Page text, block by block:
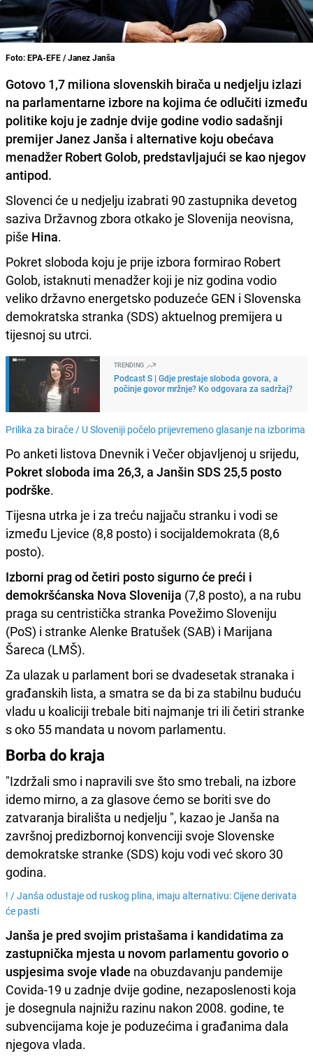
Foto: EPA-EFE / Janez Janša
Gotovo 1,7 miliona slovenskih birača u nedjelju izlazi
na parlamentarne izbore na kojima će odlučiti između
politike koju je zadnje dvije godine vodio sadašnji
premijer Janez Janša i alternative koju obećava
menadžer Robert Golob, predstavljajući se kao njegov
antipod.
Slovenci će u nedjelju izabrati 90 zastupnika devetog
saziva Državnog zbora otkako je Slovenija neovisna,
piše Hina.
Pokret sloboda koju je prije izbora formirao Robert
Golob, istaknuti menadžer koji je niz godina vodio
veliko državno energetsko poduzeće GEN i Slovenska
demokratska stranka (SDS) aktuelnog premijera u
tijesnoj su utrci.
TRENDING
Podcast S | Gdje prestaje sloboda govora, a
počinje govor mržnje? Ko odgovara za sadržaj?
Prilika za birače / U Sloveniji počelo prijevremeno glasanje na izborima
Po anketi listova Dnevnik i Večer objavljenoj u srijedu,
Pokret sloboda ima 26,3, a Janšin SDS 25,5 posto
podrške.
Tijesna utrka je i za treću najjaču stranku i vodi se
između Ljevice (8,8 posto) i socijaldemokrata (8,6
posto).
Izborni prag od četiri posto sigurno će preći i
demokršćanska Nova Slovenija (7,8 posto), a na rubu
praga su centristička stranka Povežimo Sloveniju
(PoS) i stranke Alenke Bratušek (SAB) i Marijana
Šareca (LMŠ).
Za ulazak u parlament bori se dvadesetak stranaka i
građanskih lista, a smatra se da bi za stabilnu buduću
vladu u koaliciji trebale biti najmanje tri ili četiri stranke
s oko 55 mandata u novom parlamentu.
Borba do kraja
"Izdržali smo i napravili sve što smo trebali, na izbore
idemo mirno, a za glasove ćemo se boriti sve do
zatvaranja birališta u nedjelju ", kazao je Janša na
završnoj predizbornoj konvenciji svoje Slovenske
demokratske stranke (SDS) koju vodi već skoro 30
godina.
! /Janša odustaje od ruskog plina, imaju alternativu: Cijene derivata
će pasti
Janša je pred svojim pristašama i kandidatima za
zastupnička mjesta u novom parlamentu govorio o
uspjesima svoje vlade na obuzdavanju pandemije
Covida-19 u zadnje dvije godine, nezaposlenosti koja
je dosegnula najnižu razinu nakon 2008. godine, te
subvencijama koje je poduzećima i građanima dala
njegova vlada.